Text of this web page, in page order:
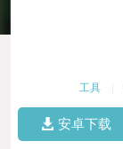
工具
安卓下载